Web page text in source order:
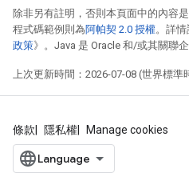
除非另有註明，否則本頁面中的內容
程式碼範例則為阿帕契 2.0 授權。詳
政策》。Java 是 Oracle 和/或其關聯
上次更新時間：2026-07-08 (世界標準
條款 隱私權 Manage cookies